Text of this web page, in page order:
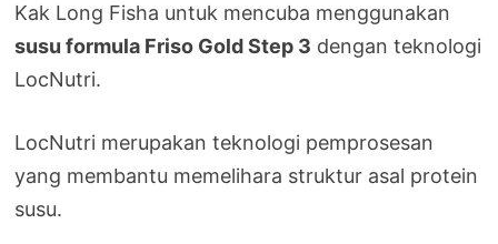
Kak Long Fisha untuk mencuba menggunakan
susu formula Friso Gold Step 3 dengan teknologi
LocNutri.
LocNutri merupakan teknologi pemprosesan
yang membantu memelihara struktur asal protein
susu.